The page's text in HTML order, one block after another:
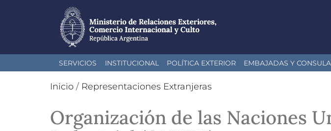
al
SERVICIOS INSTITUCIONAL POLÍTICA EXTERIOR EMBAJADAS Y
Inicio / Representaciones Extranjeras
Organización de las Naciones